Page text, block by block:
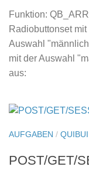
Funktion:
Radiobuttonset
Auswahl
mit der Auswahl
aus:
AUFGABEN / QUIBUI
POST/GET/